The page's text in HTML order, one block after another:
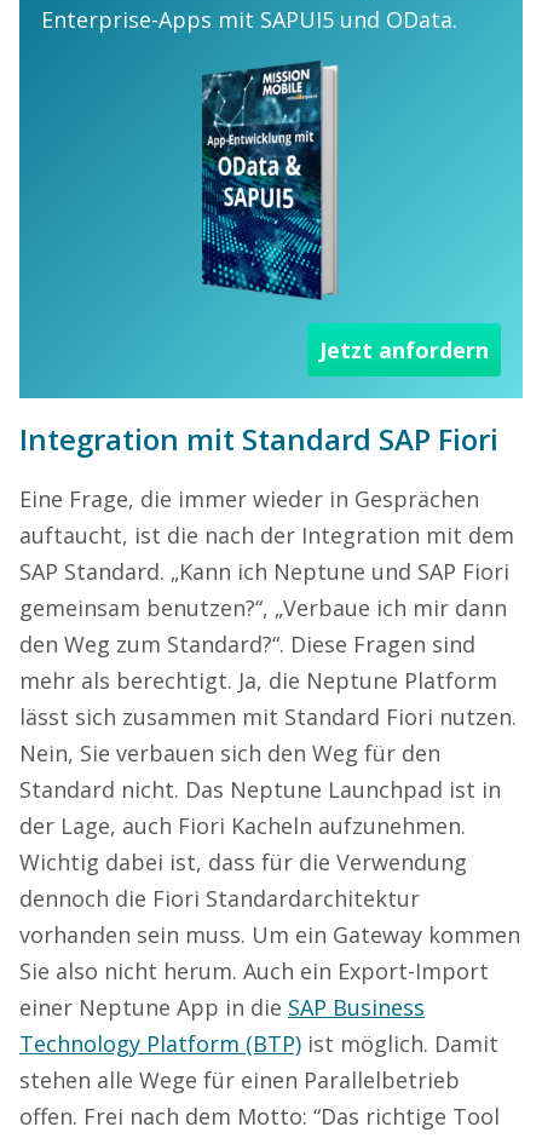
Enterprise-Apps mit SAPUI5 und OData.
Jetzt anfordern
Integration mit Standard SAP Fiori
Eine Frage, die immer wieder in Gesprächen
auftaucht, ist die nach der Integration mit dem
SAP Standard. „Kann ich Neptune und SAP Fiori
gemeinsam benutzen?“, „Verbaue ich mir dann
den Weg zum Standard?“. Diese Fragen sind
mehr als berechtigt. Ja, die Neptune Platform
lässt sich zusammen mit Standard Fiori nutzen.
Nein, Sie verbauen sich den Weg für den
Standard nicht. Das Neptune Launchpad ist in
der Lage, auch Fiori Kacheln aufzunehmen.
Wichtig dabei ist, dass für die Verwendung
dennoch die Fiori Standardarchitektur
vorhanden sein muss. Um ein Gateway kommen
Sie also nicht herum. Auch ein Export-Import
einer Neptune App in die SAP Business
Technology Platform (BTP) ist möglich. Damit
stehen alle Wege für einen Parallelbetrieb
offen. Frei nach dem Motto: “Das richtige Tool